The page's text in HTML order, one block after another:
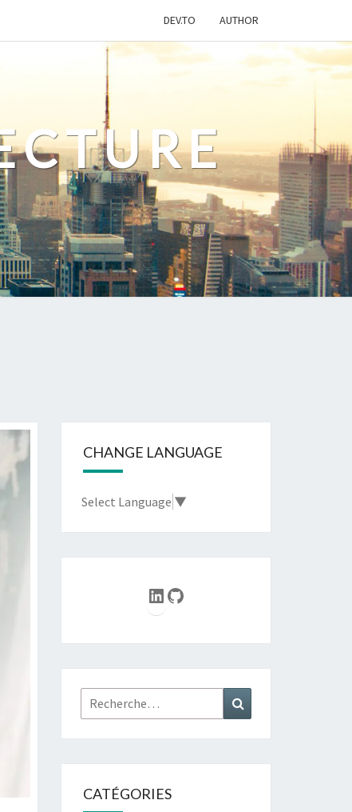
DEV.TO AUTHOR
CHANGE LANGUAGE
Select Language ▼
LinkedIn
GitHub
Rechercher :
CATÉGORIES